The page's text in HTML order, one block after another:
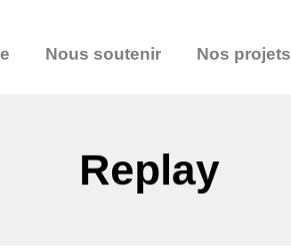
Nous soutenir Nos projets
Replay